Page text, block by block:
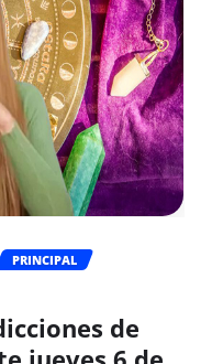
PRINCIPAL
de